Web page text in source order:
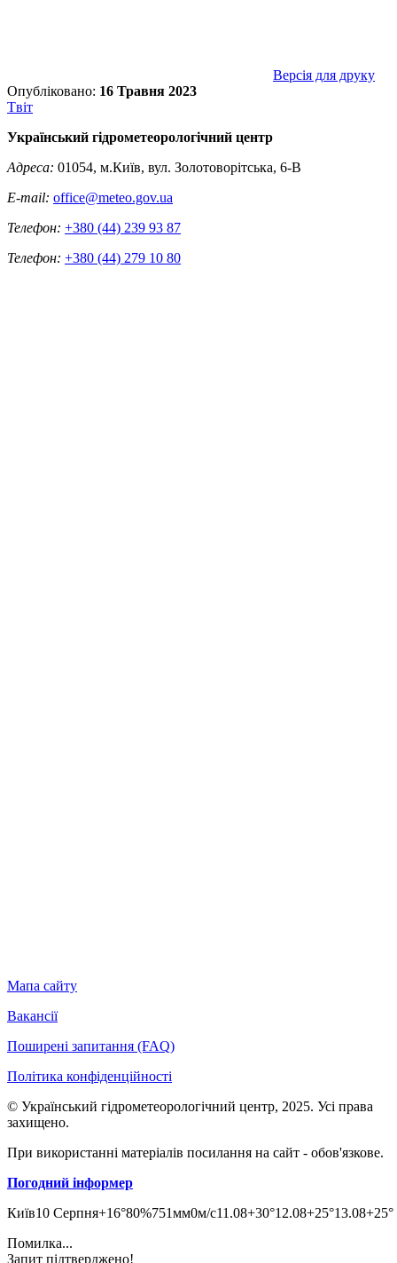
Версія для друку
Опубліковано: 16 Травня 2023
Tвіт
Український гідрометеорологічний центр
Адреса: 01054, м.Київ, вул. Золотоворітська, 6-В
E-mail: office@meteo.gov.ua
Телефон: +380 (44) 239 93 87
Телефон: +380 (44) 279 10 80
Мапа сайту
Вакансії
Поширені запитання (FAQ)
Політика конфіденційності
© Український гідрометеорологічний центр, 2025. Усі права
захищено.
При використанні матеріалів посилання на сайт - обов'язкове.
Погодний інформер
Київ10 Серпня+16°80%751мм0м/c11.08+30°12.08+25°13.08+25°
Помилка...
Запит підтверджено!